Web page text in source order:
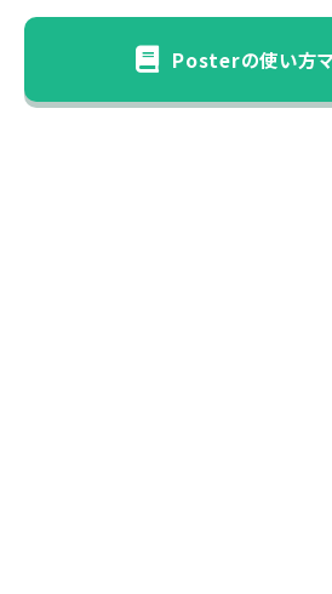
Posterの使い方